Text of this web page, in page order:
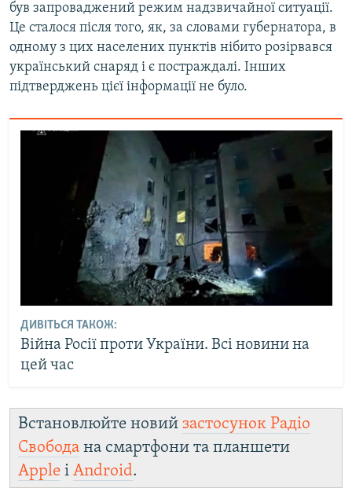
був запроваджений режим надзвичайної ситуації.
Це сталося після того, як, за словами губернатора, в
одному з цих населених пунктів нібито розірвався
український снаряд і є постраждалі. Інших
підтверджень цієї інформації не було.
ДИВІТЬСЯ ТАКОЖ:
Війна Росії проти України. Всі новини на
цей час
Встановлюйте новий застосунок Радіо
Свобода на смартфони та планшети
Apple і Android.